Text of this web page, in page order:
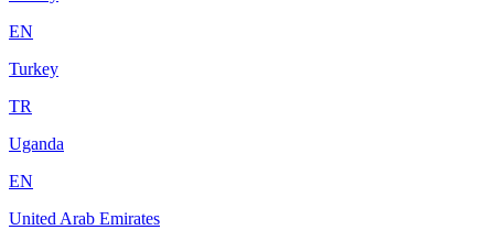
EN
Turkey
TR
Uganda
EN
United Arab Emirates